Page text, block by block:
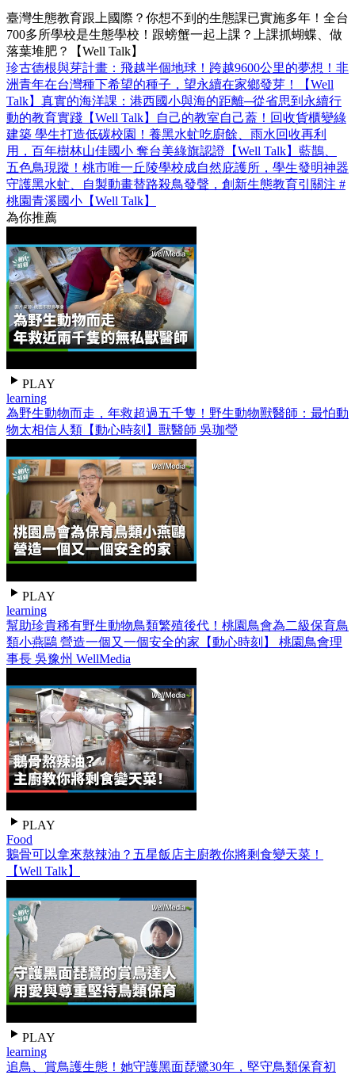
臺灣生態教育跟上國際？你想不到的生態課已實施多年！全台
700多所學校是生態學校！跟螃蟹一起上課？上課抓蝴蝶、做
落葉堆肥？【Well Talk】
珍古德根與芽計畫：飛越半個地球！跨越9600公里的夢想！非
洲青年在台灣種下希望的種子，望永續在家鄉發芽！【Well
Talk】 真實的海洋課：港西國小與海的距離─從省思到永續行
動的教育實踐【Well Talk】
自己的教室自己蓋！回收貨櫃變綠
建築 學生打造低碳校園！養黑水虻吃廚餘、雨水回收再利
用，百年樹林山佳國小 奪台美綠旗認證【Well Talk】 藍鵲、
五色鳥現蹤！桃市唯一丘陵學校成自然庇護所，學生發明神器
守護黑水虻、自製動畫替路殺鳥發聲，創新生態教育引關注 #
桃園青溪國小【Well Talk】
為你推薦
PLAY
learning
為野生動物而走，年救超過五千隻！野生動物獸醫師：最怕動
物太相信人類【動心時刻】獸醫師 吳珈瑩
PLAY
learning
幫助珍貴稀有野生動物鳥類繁殖後代！桃園鳥會為二級保育鳥
類小燕鷗 營造一個又一個安全的家【動心時刻】 桃園鳥會理
事長 吳豫州 WellMedia
PLAY
Food
鵝骨可以拿來熬辣油？五星飯店主廚教你將剩食變天菜！
【Well Talk】
PLAY
learning
追鳥、賞鳥護生態！她守護黑面琵鷺30年，堅守鳥類保育初